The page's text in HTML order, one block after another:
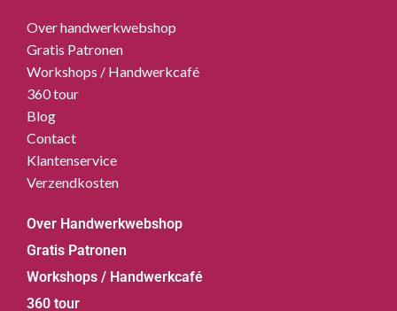
Over handwerkwebshop
Gratis Patronen
Workshops / Handwerkcafé
360 tour
Blog
Contact
Klantenservice
Verzendkosten
Over Handwerkwebshop
Gratis Patronen
Workshops / Handwerkcafé
360 tour